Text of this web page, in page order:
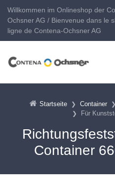
Willkommen im Onlineshop der
Ochsner AG / Bienvenue dans le
ligne de Contena-Ochsner AG
Startseite Container
Für
Container